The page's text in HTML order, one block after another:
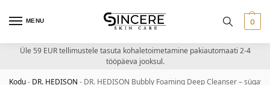
MENU 0
Üle 59 EUR tellimustele tasuta kohaletoimetamine pakiautomaati 2-4
tööpäeva jooksul.
Kodu- DR. HEDISON - DR. HEDISON Bubbly Foaming Deep Cleanser –